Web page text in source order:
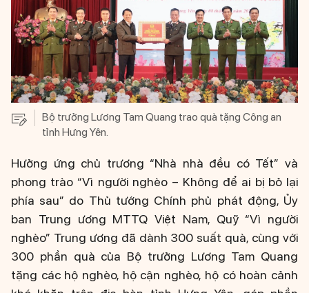
Bộ trưởng Lương Tam Quang trao quà tặng Công an
tỉnh Hưng Yên.
Hưởng ứng chủ trương “Nhà nhà đều có Tết” và
phong trào “Vì người nghèo – Không để ai bị bỏ lại
phía sau” do Thủ tướng Chính phủ phát động, Ủy
ban Trung ương MTTQ Việt Nam, Quỹ “Vì người
nghèo” Trung ương đã dành 300 suất quà, cùng với
300 phần quà của Bộ trưởng Lương Tam Quang
tặng các hộ nghèo, hộ cận nghèo, hộ có hoàn cảnh